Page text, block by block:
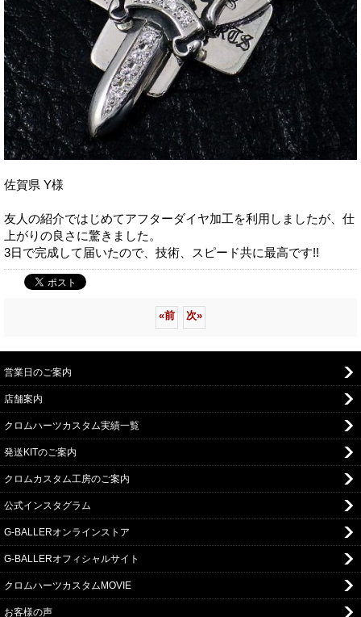
佐賀県 Y様
友人の紹介ではじめてアフターダイヤ加工を利用しましたが、仕
上がりの良さに驚きました。
3日で完成して届いたので、技術、スピード共に最高です!!
«前 次»
営業日のご案内
店舗案内
クロムハーツカスタム実績一覧
発送KITのご案内
クロムカスタム工房のご案内
公式インスタグラム
G-BALLERオンラインストア
G-BALLERオフィシャルサイト
クロムハーツカスタムMOVIE
お客様の声